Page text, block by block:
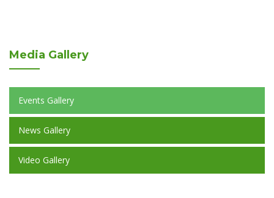
Media Gallery
Events Gallery
News Gallery
Video Gallery